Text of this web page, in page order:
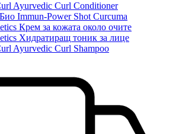
Ayurvedic Curl Conditioner
Immun-Power Shot Curcuma
Крем за кожата около очите
Хидратиращ тоник за лице
Ayurvedic Curl Shampoo